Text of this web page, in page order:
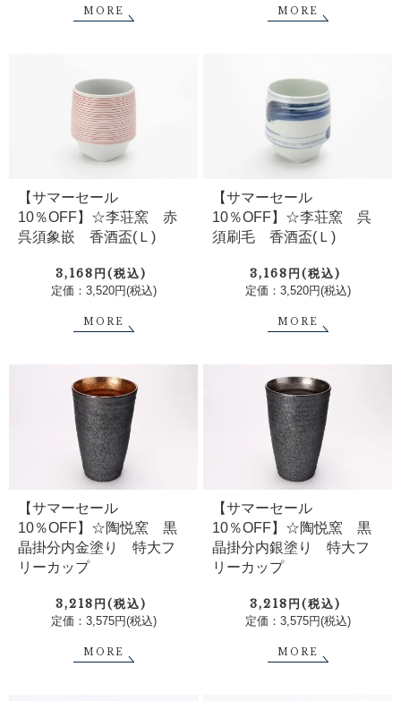
MORE MORE
【サマーセール
10％OFF】☆李荘窯 赤
呉須象嵌 香酒盃(Ｌ)
3,168円(税込)
定価：3,520円(税込)
MORE
【サマーセール
10％OFF】☆李荘窯 呉
須刷毛 香酒盃(Ｌ)
3,168円(税込)
定価：3,520円(税込)
MORE
【サマーセール
10％OFF】☆陶悦窯 黒
晶掛分内金塗り 特大フ
リーカップ
3,218円(税込)
定価：3,575円(税込)
MORE
【サマーセール
10％OFF】☆陶悦窯 黒
晶掛分内銀塗り 特大フ
リーカップ
3,218円(税込)
定価：3,575円(税込)
MORE